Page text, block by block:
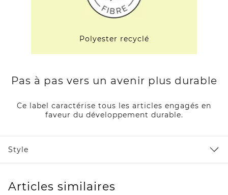
Polyester recyclé
Pas à pas vers un avenir plus durable
Ce label caractérise tous les articles engagés en
faveur du développement durable.
Style
Articles similaires